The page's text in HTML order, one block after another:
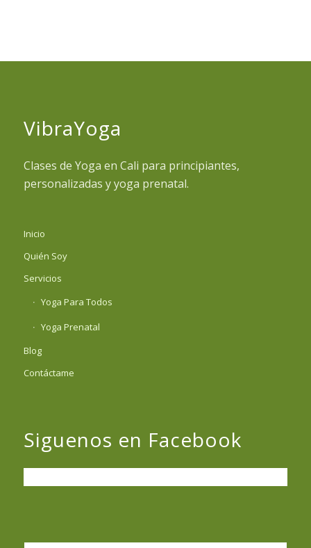
VibraYoga
Clases de Yoga en Cali para principiantes,
personalizadas y yoga prenatal.
Inicio
Quién Soy
Servicios
Yoga Para Todos
Yoga Prenatal
Blog
Contáctame
Siguenos en Facebook